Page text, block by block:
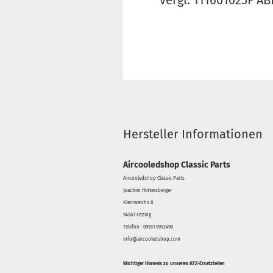
Hersteller Informationen
Aircooledshop Classic Parts
Aircooledshop Classic Parts
Joachim Hintersberger
Kleinweichs 8
94563 Otzing
Telefon : 09931 9992490
info@aircooledshop.com
Wichtiger Hinweis zu unseren KFZ-Ersatzteilen